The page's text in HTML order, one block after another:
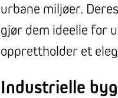
urbane miljøer.
gjør dem ideelle for
opprettholder et
Industrielle